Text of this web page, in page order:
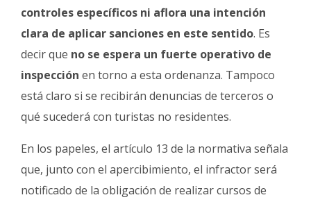
controles específicos ni aflora una intención
clara de aplicar sanciones en este sentido. Es
decir que no se espera un fuerte operativo de
inspección en torno a esta ordenanza. Tampoco
está claro si se recibirán denuncias de terceros o
qué sucederá con turistas no residentes.
En los papeles, el artículo 13 de la normativa señala
que, junto con el apercibimiento, el infractor será
notificado de la obligación de realizar cursos de